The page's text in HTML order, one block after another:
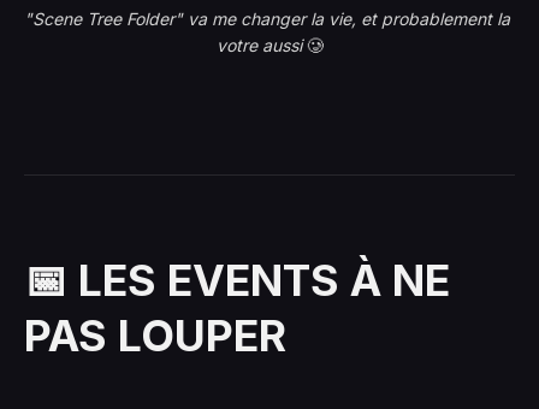
"Scene Tree Folder" va me changer la vie, et probablement la
votre aussi 🥲
📅 LES EVENTS À NE
PAS LOUPER